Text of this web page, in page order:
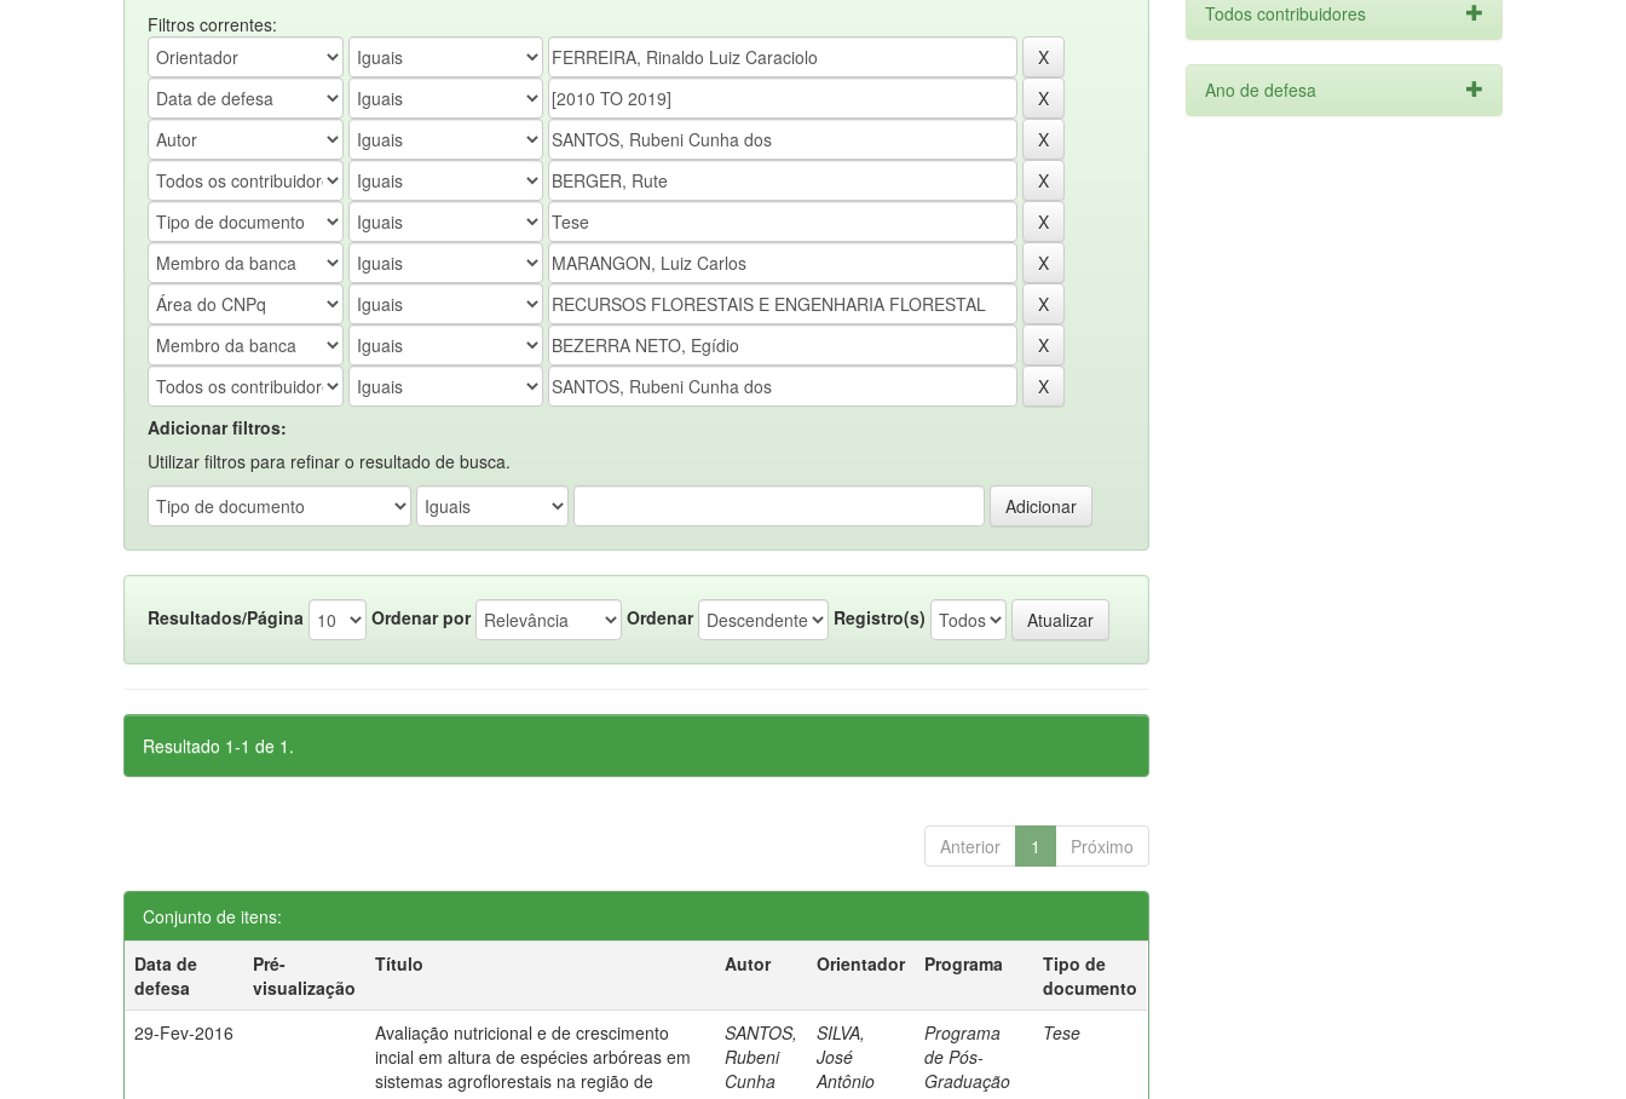
Filtros correntes:
Adicionar filtros:
Utilizar filtros para refinar o resultado de busca.
Resultados/Página Ordenar por Ordenar Registro(s)
Resultado 1-1 de 1.
Anterior 1 Próximo
Conjunto de itens:
Data de
defesa
Pré-
visualização
Título Autor Orientador Programa
Tipo de
documento
29-Fev-2016
Avaliação nutricional e de crescimento
incial em altura de espécies arbóreas em
sistemas agroflorestais na região de
SANTOS,
Rubeni
Cunha
SILVA,
José
Antônio
Programa
de Pós-
Graduação
Tese
Todos contribuidores
Ano de defesa